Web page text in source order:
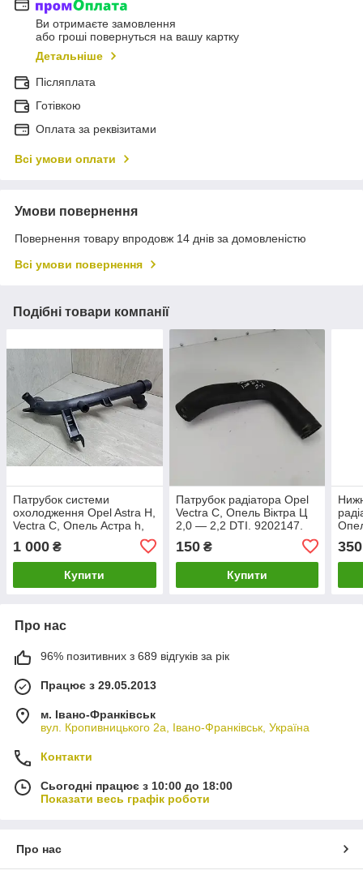
Ви отримаєте замовлення
або гроші повернуться на вашу картку
Детальніше
Післяплата
Готівкою
Оплата за реквізитами
Всі умови оплати
Умови повернення
Повернення товару впродовж 14 днів за домовленістю
Всі умови повернення
Подібні товари компанії
Патрубок системи
охолодження Opel Astra H,
Vectra C, Опель Астра h,
Вектра Ц Z18XE, Z18XEL.
9202151
1 000 ₴
Купити
Патрубок радіатора Opel
Vectra C, Опель Віктра Ц
2,0 — 2,2 DTI. 9202147.
150₴
Купити
350
Про нас
96% позитивних з 689 відгуків за рік
Працює з 29.05.2013
м. Івано-Франківськ
вул. Кропивницького 2а, Івано-Франківськ, Україна
Контакти
Сьогодні працює з 10:00 до 18:00
Показати весь графік роботи
Про нас